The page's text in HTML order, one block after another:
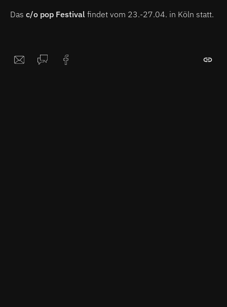
Das c/o pop Festival findet vom 23.-27.04. in Köln statt.